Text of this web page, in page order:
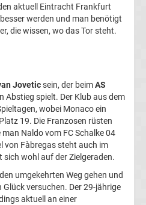
aktuell Eintracht Frankfurt
werden und man benötigt
die wissen, wo das Tor steht.
Joveticsein, der beimAS
Abstieg spielt. Der Klub aus dem
wobei Monaco ein
19. Die Franzosen rüsten
Naldo vom FC Schalke 04
von Fàbregas steht auch im
sich wohl auf der Zielgeraden.
umgekehrten Weg gehen und
versuchen. Der 29-jährige
aktuell an einer